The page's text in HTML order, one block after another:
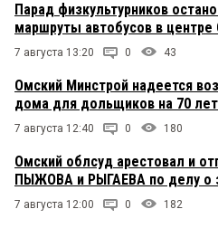
Парад физкультурников
маршруты автобусов в центре
7 августа 13:20 0 43
Омский Минстрой надеется
дома для дольщиков на 70 лет
7 августа 12:40 0 180
Омский облсуд арестовал и
ПЫЖОВА и РЫГАЕВА по делу о
7 августа 12:00 0 182